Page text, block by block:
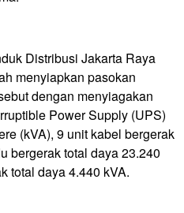
Distribusi Jakarta Raya
menyiapkan pasokan
dengan menyiagakan
Power Supply (UPS)
(kVA), 9 unit kabel bergerak
bergerak total daya 23.240
total daya 4.440 kVA.